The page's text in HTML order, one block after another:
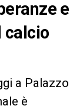
e
calcio
a Palazzo
è